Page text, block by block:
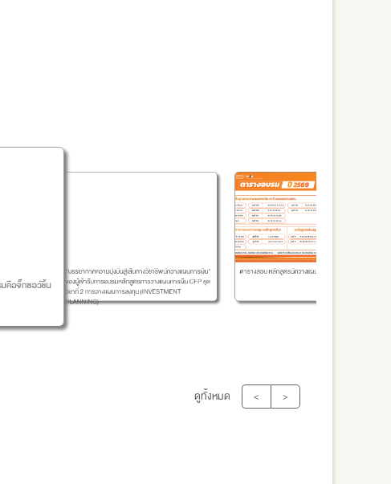
"บรรยากาศความมุ่งมั่นสู่เส้นทางวิชาชีพนักวางแผนการเงิน"
ของผู้เข้ารับการอบรมหลักสูตรการวางแผนการเงิน CFP ชุด
วิชาที่ 2 การวางแผนการลงทุน (INVESTMENT
ตารางสอบ หลักสูตรนักวางแผนการเงิน CFP ประจำปี 2569
ดูทั้งหมด < >